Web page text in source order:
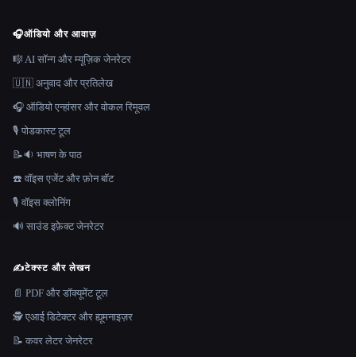
🎧ऑडियो और आवाज़
🎼 AI सॉन्ग और म्यूज़िक जेनरेटर
🇺🇳 अनुवाद और प्रतिलेख
🎧 ऑडियो एन्हांसर और वोकल रिमूवल
🎙️ पोडकास्ट टूल
📝🔉 भाषण के पाठ
☎️ वॉइस एजेंट और फ़ोन बॉट
🎙️ वॉइस क्लोनिंग
🔊 साउंड इफ़ेक्ट जेनरेटर
✍️टेक्स्ट और लेखन
📄 PDF और डॉक्यूमेंट टूल
🕵️ एआई डिटेक्टर और ह्यूमनाइज़र
📝 कवर लेटर जेनरेटर